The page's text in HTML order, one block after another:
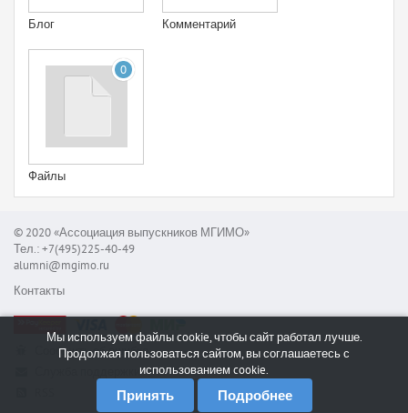
Блог Комментарий
0
Файлы
© 2020 «Ассоциация выпускников МГИМО»
Тел.: +7(495)225-40-49
alumni@mgimo.ru
Контакты
Сообщить об ошибке
Мы используем файлы cookie, чтобы сайт работал лучше.
Продолжая пользоваться сайтом, вы соглашаетесь с
использованием cookie.
Принять Подробнее